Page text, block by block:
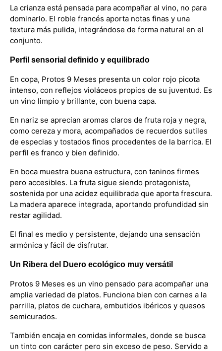
La crianza está pensada para acompañar al vino, no para
dominarlo. El roble francés aporta notas finas y una
textura más pulida, integrándose de forma natural en el
conjunto.
Perfil sensorial definido y equilibrado
En copa, Protos 9 Meses presenta un color rojo picota
intenso, con reflejos violáceos propios de su juventud. Es
un vino limpio y brillante, con buena capa.
En nariz se aprecian aromas claros de fruta roja y negra,
como cereza y mora, acompañados de recuerdos sutiles
de especias y tostados finos procedentes de la barrica. El
perfil es franco y bien definido.
En boca muestra buena estructura, con taninos firmes
pero accesibles. La fruta sigue siendo protagonista,
sostenida por una acidez equilibrada que aporta frescura.
La madera aparece integrada, aportando profundidad sin
restar agilidad.
El final es medio y persistente, dejando una sensación
armónica y fácil de disfrutar.
Un Ribera del Duero ecológico muy versátil
Protos 9 Meses es un vino pensado para acompañar una
amplia variedad de platos. Funciona bien con carnes a la
parrilla, platos de cuchara, embutidos ibéricos y quesos
semicurados.
También encaja en comidas informales, donde se busca
un tinto con carácter pero sin exceso de peso. Servido a